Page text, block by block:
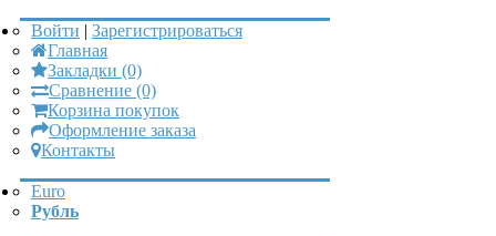
Войти | Зарегистрироваться
Главная
Закладки (0)
Сравнение (0)
Корзина покупок
Оформление заказа
Контакты
Euro
Рубль